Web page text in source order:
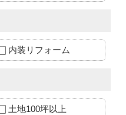
内装リフォーム
土地100坪以上